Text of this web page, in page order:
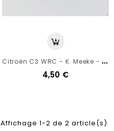
C
Itroën C3 WRC - K. Meeke - Winner Rallye Du Mexique 2017 - Norev 1/64
4,50 €
Affichage 1-2 de 2 article(s)